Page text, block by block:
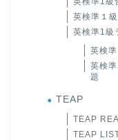
英検準１
英検準1級
英検
英検
題
TEAP
TEAP
TEAP